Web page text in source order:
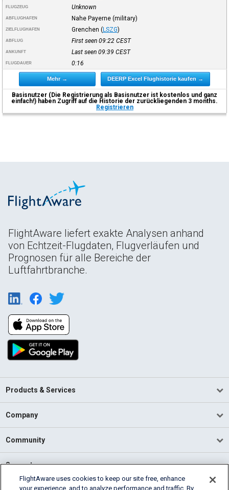
FLUGZEUG Unknown
ABFLUGHAFEN Nahe Payerne (military)
ZIELFLUGHAFEN Grenchen (LSZG)
ABFLUG First seen 09:22 CEST
ANKUNFT Last seen 09:39 CEST
FLUGDAUER 0:16
Mehr → DEERP Excel Flughistorie kaufen →
Basisnutzer (Die Registrierung als Basisnutzer ist kostenlos und ganz
einfach!) haben Zugriff auf die Historie der zurückliegenden 3 months.
Registrieren
FlightAware liefert exakte Analysen anhand
von Echtzeit-Flugdaten, Flugverläufen und
Prognosen für alle Bereiche der
Luftfahrtbranche.
Products & Services
Company
Community
Support
FlightAware uses cookies to keep our site free, enhance
your experience, and to analyze performance and traffic. By